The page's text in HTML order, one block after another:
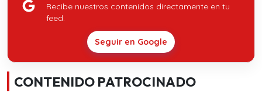
Recibe nuestros contenidos directamente en tu
feed.
Seguir en Google
CONTENIDO PATROCINADO